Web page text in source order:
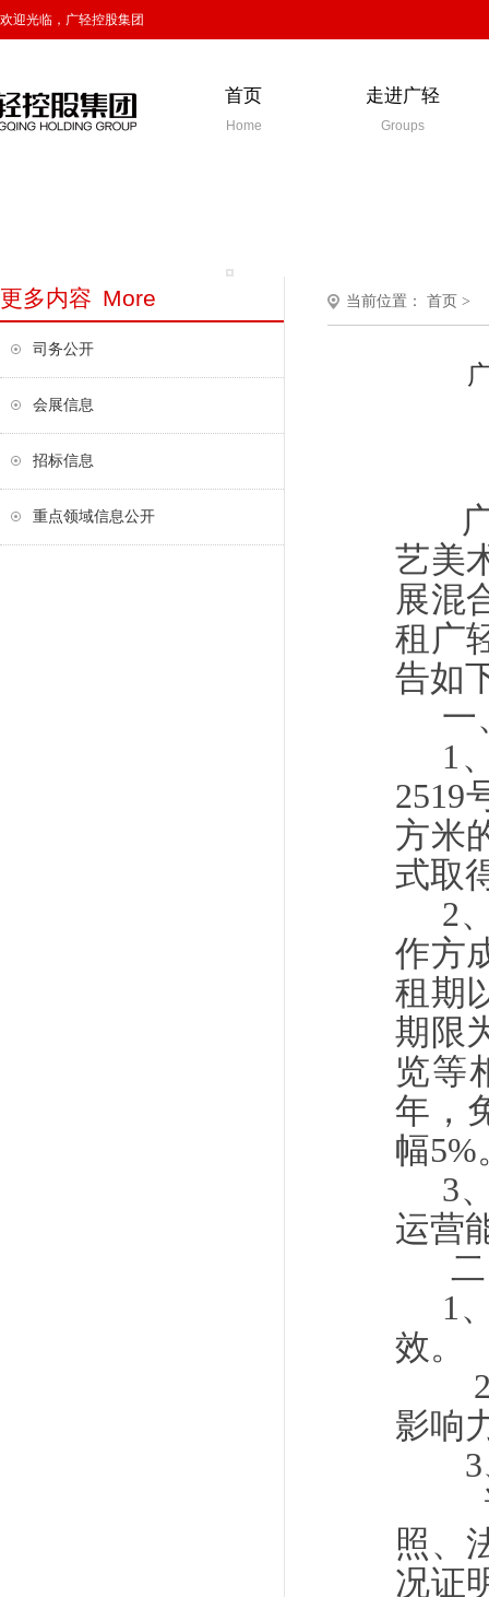
欢迎光临，广轻控股集团
首页
Home
走进广轻
Groups
更多内容 More
司务公开
会展信息
招标信息
重点领域信息公开
当前位置： 首页 >
艺美
展混
租广
告如
一
1
2519
方米
式取
2
作方
租期
期限
览等
年，
幅5%
3
运营
1
效。
2、
影响
3、
请
照、
况证